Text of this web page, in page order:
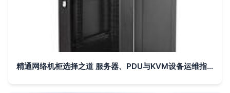
精通网络机柜选择之道 服务器、PDU与KVM设备运维指南